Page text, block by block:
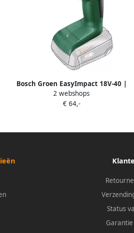
Bosch Groen EasyImpact 18V-40 |
Accuklopboorschroevendraaier | met
twee standen | Excl. Accu en Lader
2 webshops
€ 64,-
Status